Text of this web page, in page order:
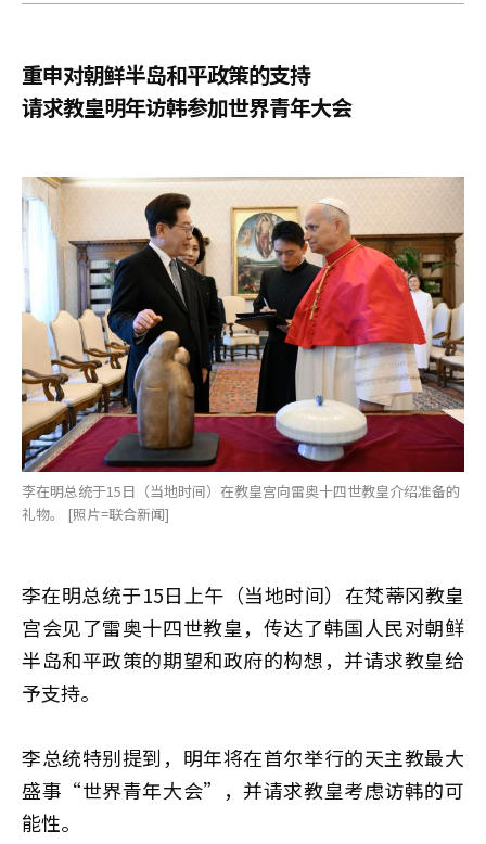
章 小
重申对朝鲜半岛和平政策的支持
请求教皇明年访韩参加世界青年大会
李在明总统于15日（当地时间）在教皇宫向雷奥十四世教皇介绍准备的
礼物。 [照片=联合新闻]
李在明总统于15日上午（当地时间）在梵蒂冈教皇
宫会见了雷奥十四世教皇，传达了韩国人民对朝鲜
半岛和平政策的期望和政府的构想，并请求教皇给
予支持。
李总统特别提到，明年将在首尔举行的天主教最大
盛事“世界青年大会”，并请求教皇考虑访韩的可
能性。